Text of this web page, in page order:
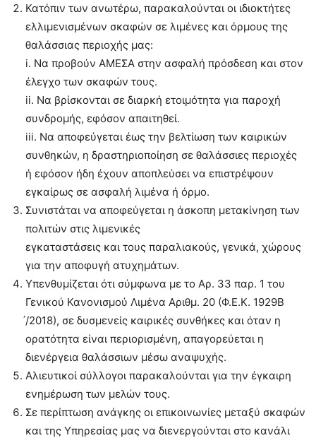
Κατόπιν των ανωτέρω, παρακαλούνται οι ιδιοκτήτες
ελλιμενισμένων σκαφών σε λιμένες και όρμους της
θαλάσσιας περιοχής μας:
i. Να προβούν ΑΜΕΣΑ στην ασφαλή πρόσδεση και στον
έλεγχο των σκαφών τους.
ii. Να βρίσκονται σε διαρκή ετοιμότητα για παροχή
συνδρομής, εφόσον απαιτηθεί.
iii. Να αποφεύγεται έως την βελτίωση των καιρικών
συνθηκών, η δραστηριοποίηση σε θαλάσσιες περιοχές
ή εφόσον ήδη έχουν αποπλεύσει να επιστρέψουν
εγκαίρως σε ασφαλή λιμένα ή όρμο.
Συνιστάται να αποφεύγεται η άσκοπη μετακίνηση των
πολιτών στις λιμενικές
εγκαταστάσεις και τους παραλιακούς, γενικά, χώρους
για την αποφυγή ατυχημάτων.
Υπενθυμίζεται ότι σύμφωνα με το Αρ. 33 παρ. 1 του
Γενικού Κανονισμού Λιμένα Αριθμ. 20 (Φ.Ε.Κ. 1929Β
́/2018), σε δυσμενείς καιρικές συνθήκες και όταν η
ορατότητα είναι περιορισμένη, απαγορεύεται η
διενέργεια θαλάσσιων μέσω αναψυχής.
Αλιευτικοί σύλλογοι παρακαλούνται για την έγκαιρη
ενημέρωση των μελών τους.
Σε περίπτωση ανάγκης οι επικοινωνίες μεταξύ σκαφών
και της Υπηρεσίας μας να διενεργούνται στο κανάλι